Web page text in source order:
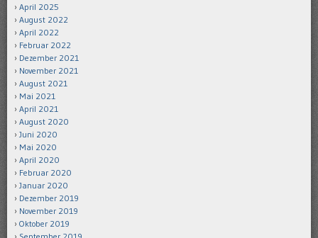
April 2025
August 2022
April 2022
Februar 2022
Dezember 2021
November 2021
August 2021
Mai 2021
April 2021
August 2020
Juni 2020
Mai 2020
April 2020
Februar 2020
Januar 2020
Dezember 2019
November 2019
Oktober 2019